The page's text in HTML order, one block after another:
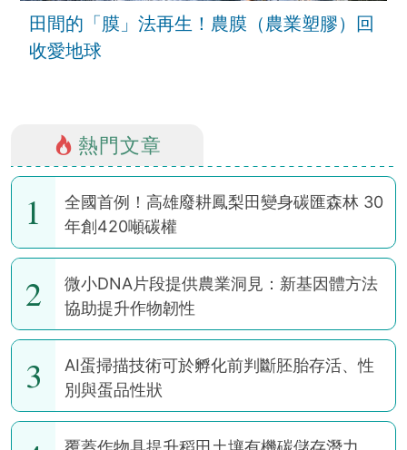
田間的「膜」法再生！農膜（農業塑膠）回
收愛地球
熱門文章
1
全國首例！高雄廢耕鳳梨田變身碳匯森林 30
年創420噸碳權
2
微小DNA片段提供農業洞見：新基因體方法
協助提升作物韌性
3
AI蛋掃描技術可於孵化前判斷胚胎存活、性
別與蛋品性狀